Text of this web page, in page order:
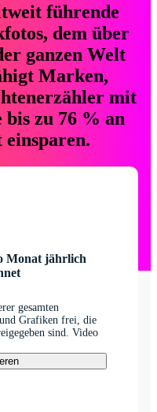
führende
dem über
ganzen Welt
Marken,
mit
bis zu 76 % an
Monat jährlich
gesamten
Grafiken frei, die
sind. Video